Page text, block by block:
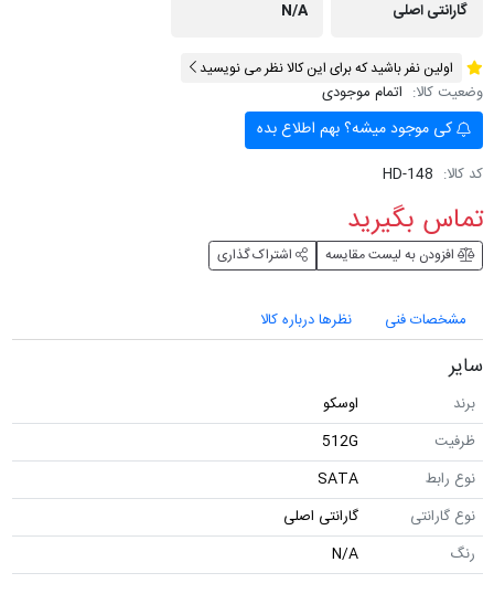
گارانتی اصلی
N/A
اولین نفر باشید که برای این کالا نظر می نویسید
وضعیت کالا: اتمام موجودی
کی موجود میشه؟ بهم اطلاع بده
کد کالا: HD-148
تماس بگیرید
افزودن به لیست مقایسه اشتراک گذاری
مشخصات فنی نظرها درباره کالا
سایر
برند
اوسکو
ظرفیت
512G
نوع رابط
SATA
نوع گارانتی
گارانتی اصلی
رنگ
N/A